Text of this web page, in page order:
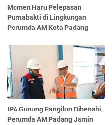
Momen Haru Pelepasan
Purnabakti di Lingkungan
Perumda AM Kota Padang
IPA Gunung Pangilun Dibenahi,
Perumda AM Padang Jamin